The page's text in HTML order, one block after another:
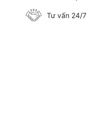
Tư vấn 24/7